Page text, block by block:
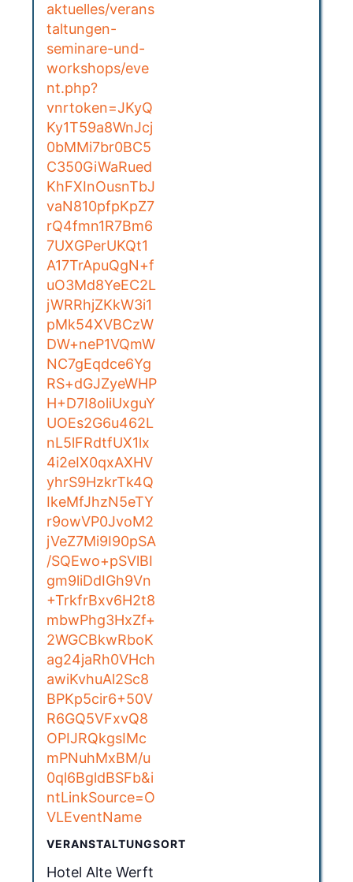
aktuelles/verans
taltungen-
seminare-und-
workshops/eve
nt.php?
vnrtoken=JKyQ
Ky1T59a8WnJcj
0bMMi7br0BC5
C350GiWaRued
KhFXInOusnTbJ
vaN810pfpKpZ7
rQ4fmn1R7Bm6
7UXGPerUKQt1
A17TrApuQgN+f
uO3Md8YeEC2L
jWRRhjZKkW3i1
pMk54XVBCzW
DW+neP1VQmW
NC7gEqdce6Yg
RS+dGJZyeWHP
H+D7I8oliUxguY
UOEs2G6u462L
nL5lFRdtfUX1lx
4i2eIX0qxAXHV
yhrS9HzkrTk4Q
IkeMfJhzN5eTY
r9owVP0JvoM2
jVeZ7Mi9I90pSA
/SQEwo+pSVlBI
gm9liDdIGh9Vn
+TrkfrBxv6H2t8
mbwPhg3HxZf+
2WGCBkwRboK
ag24jaRh0VHch
awiKvhuAl2Sc8
BPKp5cir6+50V
R6GQ5VFxvQ8
OPIJRQkgsIMc
mPNuhMxBM/u
0ql6BgldBSFb&i
ntLinkSource=O
VLEventName
VERANSTALTUNGSORT
Hotel Alte Werft